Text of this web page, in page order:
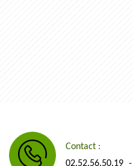
Contact :
02.52.56.50.19 -